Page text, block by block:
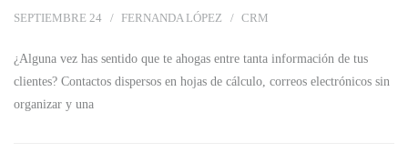
SEPTIEMBRE 24 FERNANDA LÓPEZ CRM
¿Alguna vez has sentido que te ahogas entre tanta información de tus
clientes? Contactos dispersos en hojas de cálculo, correos electrónicos sin
organizar y una